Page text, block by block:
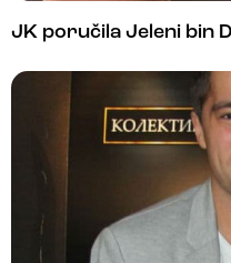
JK poručila Jeleni bin